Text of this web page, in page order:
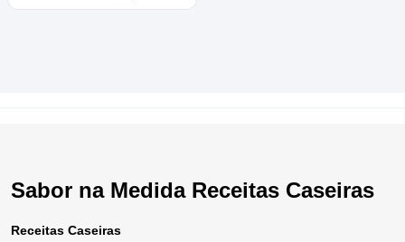
Sabor na Medida Receitas Caseiras
Receitas Caseiras